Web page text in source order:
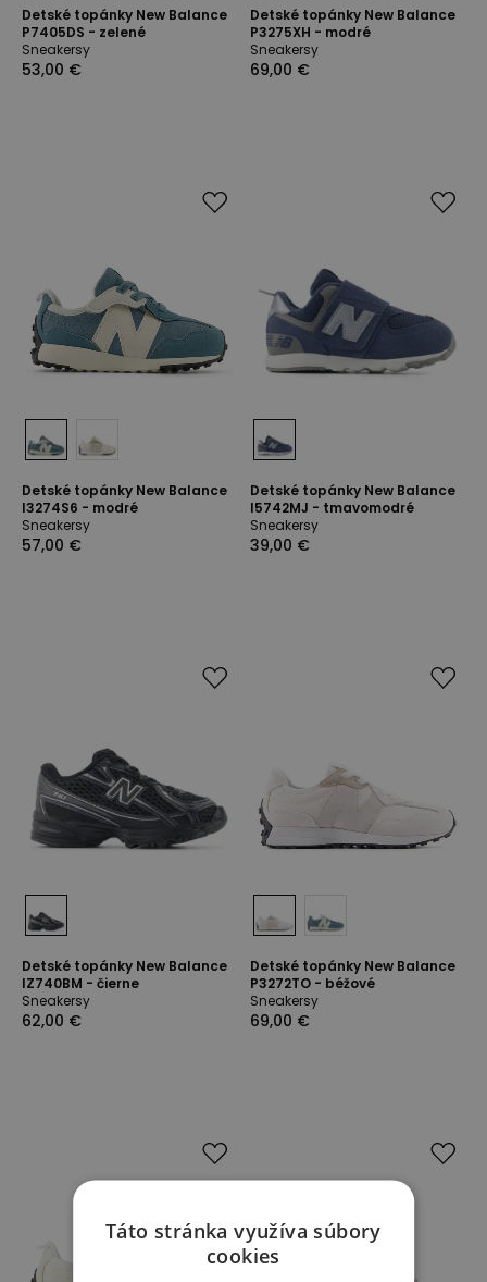
Detské topánky New Balance
P7405DS - zelené
Sneakersy
53,00 €
Detské topánky New Balance
P3275XH - modré
Sneakersy
69,00 €
Detské topánky New Balance
I3274S6 - modré
Sneakersy
57,00 €
Detské topánky New Balance
I5742MJ - tmavomodré
Sneakersy
39,00 €
Detské topánky New Balance
IZ740BM - čierne
Sneakersy
62,00 €
Detské topánky New Balance
P3272TO - béžové
Sneakersy
69,00 €
Táto stránka využíva súbory
cookies